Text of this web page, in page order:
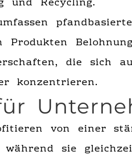
Produkten
die sich
konzentrieren.
von einer
während sie